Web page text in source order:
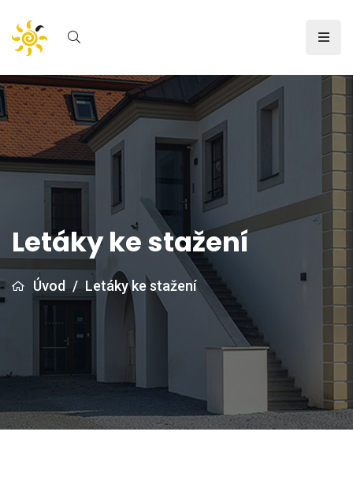
Letáky ke stažení
Úvod / Letáky ke stažení